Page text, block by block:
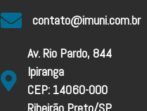
contato@imuni.com.br
Av. Rio Pardo, 844
Ipiranga
CEP: 14060-000